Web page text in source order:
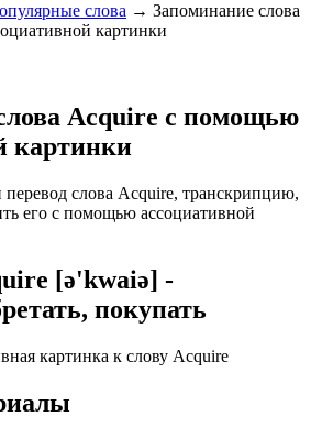
слова → Запоминание слова
картинки
Acquire с помощью
картинки
слова Acquire, транскрипцию,
его с помощью ассоциативной
[ə'kwaiə] -
покупать